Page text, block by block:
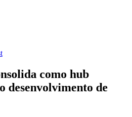
como hub
desenvolvimento de